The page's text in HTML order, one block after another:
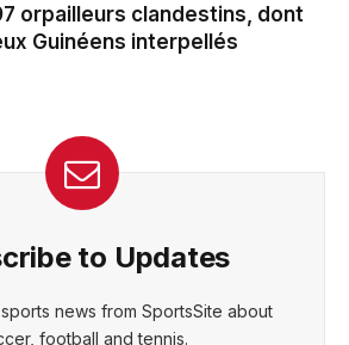
orpailleurs clandestins, dont
Guinéens interpellés
to Updates
news from SportsSite about
football and tennis.